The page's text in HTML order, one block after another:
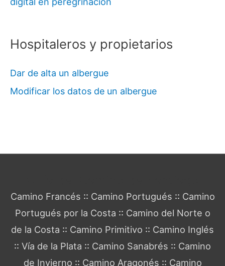
Hospitaleros y propietarios
Dar de alta un albergue
Modificar los datos de un albergue
Camino Francés :: Camino Portugués :: Camino
Portugués por la Costa :: Camino del Norte o
de la Costa :: Camino Primitivo :: Camino Inglés
:: Vía de la Plata :: Camino Sanabrés :: Camino
de Invierno :: Camino Aragonés :: Camino